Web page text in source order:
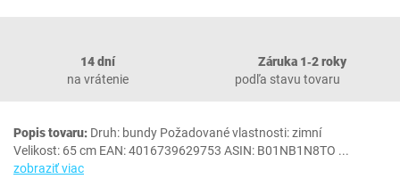
14 dní
na vrátenie
Záruka 1‐2 roky
podľa stavu tovaru
Popis tovaru: Druh: bundy Požadované vlastnosti: zimní
Velikost: 65 cm EAN: 4016739629753 ASIN: B01NB1N8TO ...
zobraziť viac